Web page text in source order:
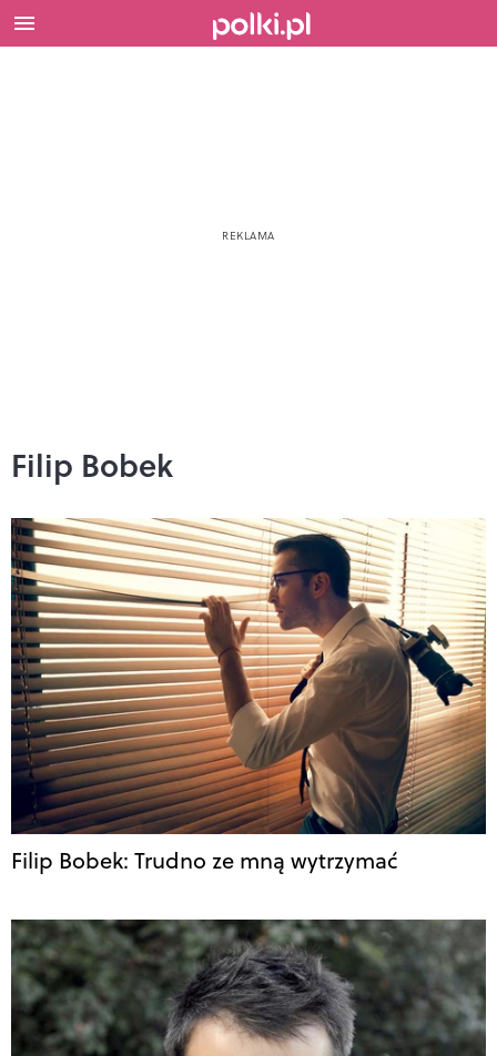
Filip Bobek
Filip Bobek: Trudno ze mną wytrzymać